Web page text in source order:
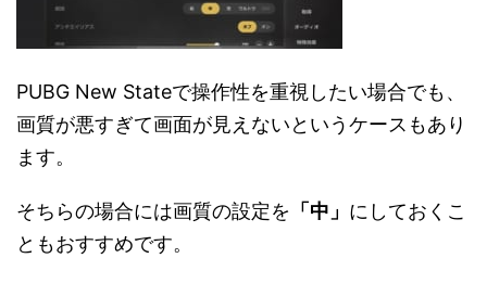
PUBG New Stateで操作性を重視したい場合でも、
画質が悪すぎて画面が見えないというケースもあり
ます。
そちらの場合には画質の設定を 「中」 にしておくこ
ともおすすめです。